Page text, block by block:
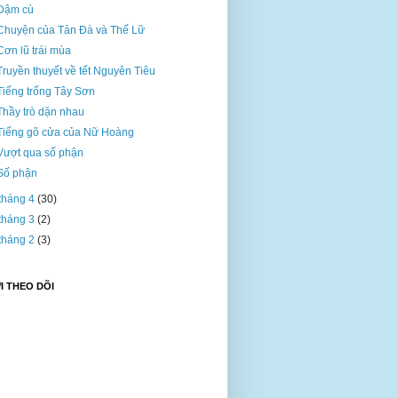
cù
của Tản Đà và Thế Lữ
lũ trái mùa
thuyết về tết Nguyên Tiêu
trống Tây Sơn
trò dặn nhau
gõ cửa của Nữ Hoàng
qua số phận
phận
4(30)
3(2)
2(3)
THEO DÕI